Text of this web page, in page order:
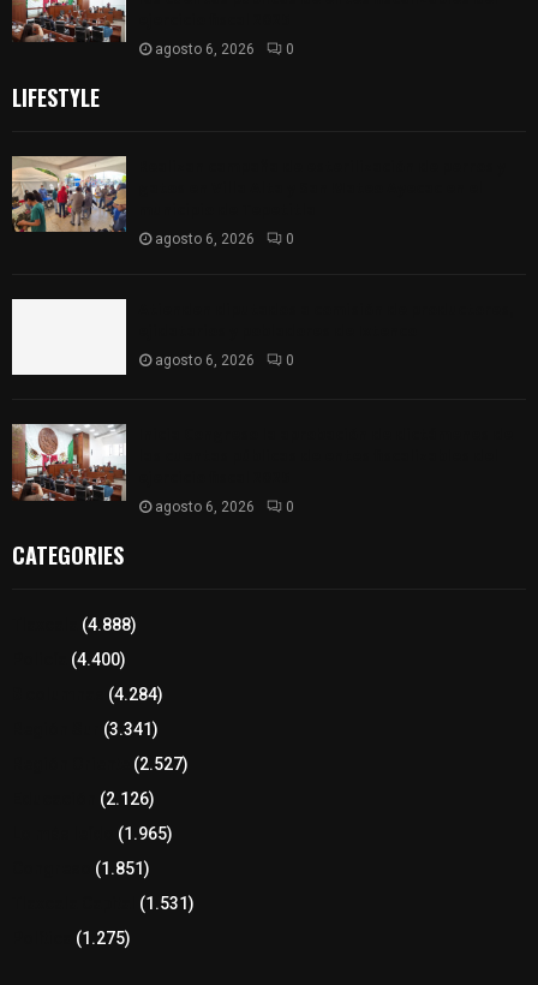
agosto 6, 2026 0
LIFESTYLE
agosto 6, 2026 0
agosto 6, 2026 0
agosto 6, 2026 0
CATEGORIES
(4.888)
(4.400)
(4.284)
(3.341)
(2.527)
(2.126)
(1.965)
(1.851)
(1.531)
(1.275)